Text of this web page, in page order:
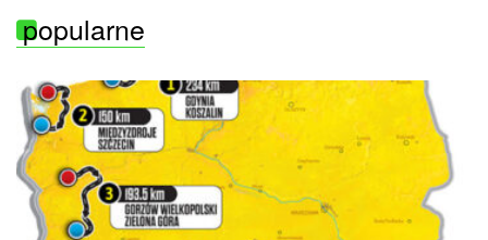
popularne